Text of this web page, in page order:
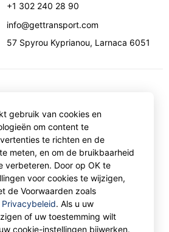
+1 302 240 28 90
info@gettransport.com
57 Spyrou Kyprianou, Larnaca 6051
Limited. GetTransport®
International Limited.
gebruik van cookies en
om content te
te richten en de
meten, en om de bruikbaarheid
verbeteren. Door op OK te
voor cookies te wijzigen,
de Voorwaarden zoals
Privacybeleid. Als u uw
of uw toestemming wilt
cookie-instellingen bijwerken.